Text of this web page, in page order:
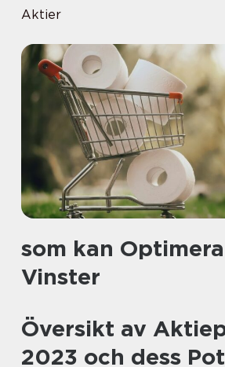
Aktier
som kan
Vinster
Översikt av
2023 och dess